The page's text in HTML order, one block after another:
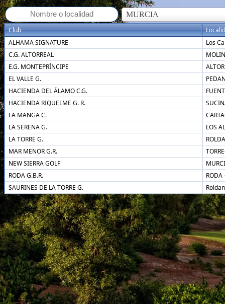
MURCIA
Club
ALHAMA SIGNATURE
Los
C.G. ALTORREAL
E.G. MONTEPRÍNCIPE
EL VALLE G.
HACIENDA DEL ÁLAMO C.G.
HACIENDA RIQUELME G. R.
LA MANGA C.
LA SERENA G.
LOS
LA TORRE G.
MAR MENOR G.R.
NEW SIERRA GOLF
RODA G.B.R.
RODA
SAURINES DE LA TORRE G.
Roldan